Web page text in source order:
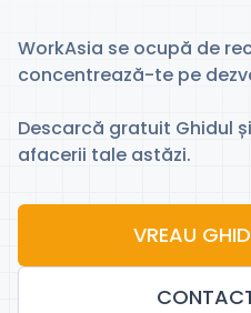
WorkAsia se ocupă de
concentrează-te pe
Descarcă gratuit Ghidul
afacerii tale astăzi.
VREAU